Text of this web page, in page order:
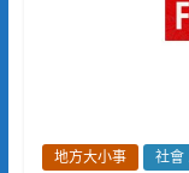
地方大小事 社會